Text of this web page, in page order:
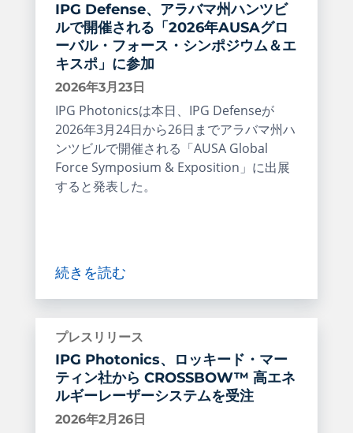
IPG Defense、アラバマ州ハンツビ
ルで開催される「2026年AUSAグロ
ーバル・フォース・シンポジウム＆エ
キスポ」に参加
2026年3月23日
IPG Photonicsは本日、IPG Defenseが
2026年3月24日から26日までアラバマ州ハ
ンツビルで開催される「AUSA Global
Force Symposium & Exposition」に出展
すると発表した。
続きを読む
プレスリリース
IPG Photonics、ロッキード・マー
ティン社から CROSSBOW™ 高エネ
ルギーレーザーシステムを受注
2026年2月26日